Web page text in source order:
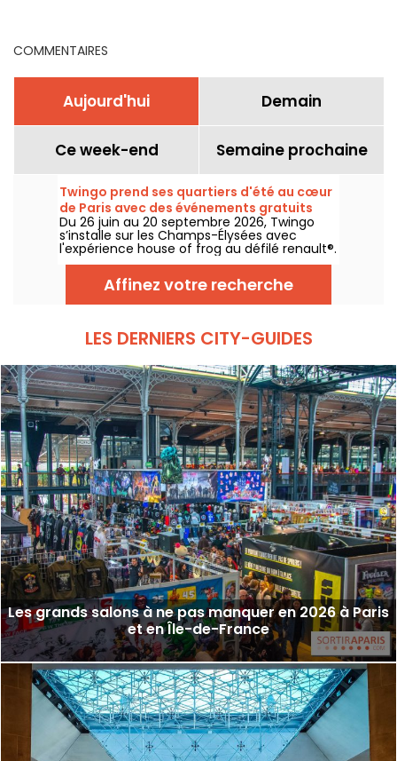
COMMENTAIRES
Aujourd'hui Demain
Ce week-end Semaine prochaine
Twingo prend ses quartiers d'été au cœur
de Paris avec des événements gratuits
(expo, stand-up, dj sets...)
Du 26 juin au 20 septembre 2026, Twingo
s’installe sur les Champs-Élysées avec
l'expérience house of frog au défilé renault®.
Au programme : une expo immersive, du
stand-up, des DJ sets, des talks, sans oublier
d'autres activités et animations. L'entrée est
libre et gratuite, avec l'accès aux
dans l'article)
Affinez votre recherche
LES DERNIERS CITY-GUIDES
Les grands salons à ne pas manquer en 2026 à Paris
et en Île-de-France